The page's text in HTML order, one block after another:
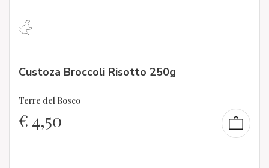
Custoza Broccoli Risotto 250g
Terre del Bosco
€4,50